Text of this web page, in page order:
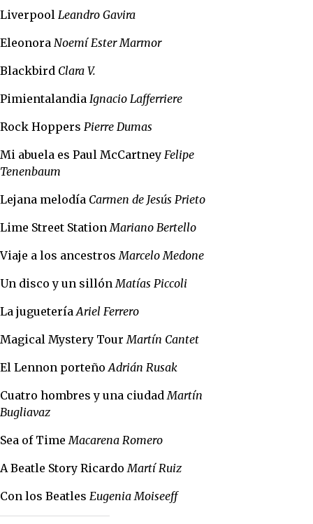
Liverpool Leandro Gavira
Eleonora Noemí Ester Marmor
Blackbird Clara V.
Pimientalandia Ignacio Lafferriere
Rock Hoppers Pierre Dumas
Mi abuela es Paul McCartney Felipe
Tenenbaum
Lejana melodía Carmen de Jesús Prieto
Lime Street Station Mariano Bertello
Viaje a los ancestros Marcelo Medone
Un disco y un sillón Matías Piccoli
La juguetería Ariel Ferrero
Magical Mystery Tour Martín Cantet
El Lennon porteño Adrián Rusak
Cuatro hombres y una ciudad Martín
Bugliavaz
Sea of Time Macarena Romero
A Beatle Story Ricardo Martí Ruiz
Con los Beatles Eugenia Moiseeff